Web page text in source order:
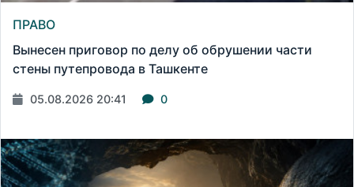
ПРАВО
Вынесен приговор по делу об обрушении части
стены путепровода в Ташкенте
05.08.2026 20:41 0